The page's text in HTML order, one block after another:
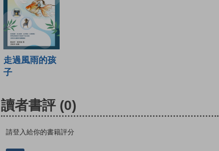
走過風雨的孩
子
讀者書評 (0)
請登入給你的書籍評分